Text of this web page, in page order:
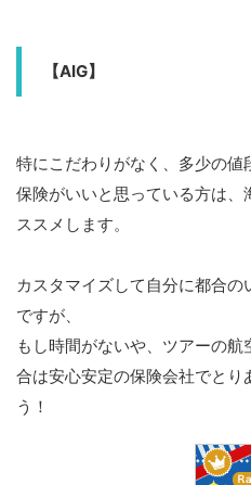
【AIG】
特にこだわりがなく、多少の値
保険がいいと思っている方は、
ススメします。
カスタマイズして自分に都合
ですが、
もし時間がないや、ツアーの
合は安心安定の保険会社でとり
う！